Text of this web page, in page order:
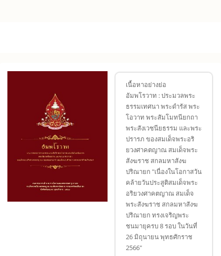
เนื้อหาอย่างย่อ
อัมพโรวาท : ประมวลพระ
ธรรมเทศนา พระดำรัส พระ
โอวาท พระสัมโมทนียกถา
พระสังเวชนียธรรม และพระ
ปรารภ ของสมเด็จพระอริ
ยวงศาคตญาณ สมเด็จพระ
สังฆราช สกลมหาสังฆ
ปริณายก "เนื่องในโอกาสวัน
คล้ายวันประสูติสมเด็จพระ
อริยวงศาคตญาณ สมเด็จ
พระสังฆราช สกลมหาสังฆ
ปริณายก ทรงเจริญพระ
ชนมายุครบ 8 รอบ ในวันที่
26 มิถุนายน พุทธศักราช
2566"